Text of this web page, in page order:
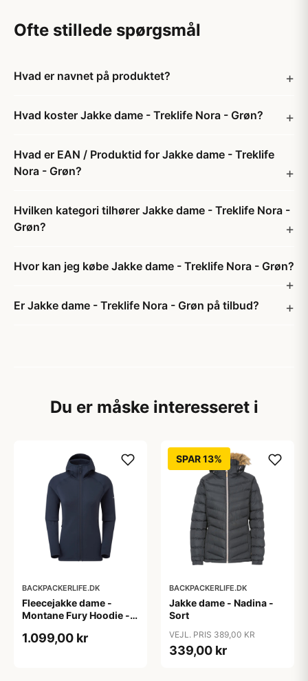
Ofte stillede spørgsmål
Hvad er navnet på produktet?
Hvad koster Jakke dame - Treklife Nora - Grøn?
Hvad er EAN / Produktid for Jakke dame - Treklife
Nora - Grøn?
Hvilken kategori tilhører Jakke dame - Treklife Nora -
Grøn?
Hvor kan jeg købe Jakke dame - Treklife Nora - Grøn?
Er Jakke dame - Treklife Nora - Grøn på tilbud?
Du er måske interesseret i
BACKPACKERLIFE.DK
Fleecejakke dame -
Montane Fury Hoodie -
1.099,00 kr
SPAR 13%
BACKPACKERLIFE.DK
Jakke dame - Nadina -
Sort
VEJL. PRIS 389,00 KR
339,00 kr